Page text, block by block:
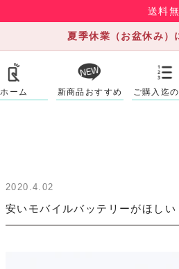
送料
夏季休業（お盆休み）
ホーム 新商品おすすめ ご購入迄
2020.4.02
安いモバイルバッテリーがほし